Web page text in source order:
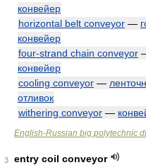
конвейер
horizontal belt conveyor —
конвейер
four-strand chain conveyor
конвейер
cooling conveyor —
отливок
withering conveyor —
English-Russian big polytechnic
3
entry coil conveyor